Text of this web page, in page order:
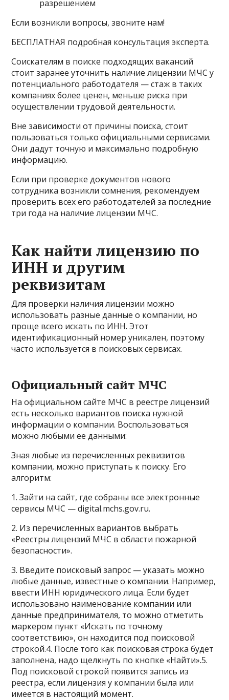
разрешением
Если возникли вопросы, звоните нам!
БЕСПЛАТНАЯ подробная консультация эксперта.
Соискателям в поиске подходящих вакансий
стоит заранее уточнить наличие лицензии МЧС у
потенциального работодателя — стаж в таких
компаниях более ценен, меньше риска при
осуществлении трудовой деятельности.
Вне зависимости от причины поиска, стоит
пользоваться только официальными сервисами.
Они дадут точную и максимально подробную
информацию.
Если при проверке документов нового
сотрудника возникли сомнения, рекомендуем
проверить всех его работодателей за последние
три года на наличие лицензии МЧС.
Как найти лицензию по
ИНН и другим
реквизитам
Для проверки наличия лицензии можно
использовать разные данные о компании, но
проще всего искать по ИНН. Этот
идентификационный номер уникален, поэтому
часто используется в поисковых сервисах.
Официальный сайт МЧС
На официальном сайте МЧС в реестре лицензий
есть несколько вариантов поиска нужной
информации о компании. Воспользоваться
можно любыми ее данными:
Зная любые из перечисленных реквизитов
компании, можно приступать к поиску. Его
алгоритм:
1. Зайти на сайт, где собраны все электронные
сервисы МЧС — digital.mchs.gov.ru.
2. Из перечисленных вариантов выбрать
«Реестры лицензий МЧС в области пожарной
безопасности».
3. Введите поисковый запрос — указать можно
любые данные, известные о компании. Например,
ввести ИНН юридического лица. Если будет
использовано наименование компании или
данные предпринимателя, то можно отметить
маркером пункт «Искать по точному
соответствию», он находится под поисковой
строкой.4. После того как поисковая строка будет
заполнена, надо щелкнуть по кнопке «Найти».5.
Под поисковой строкой появится запись из
реестра, если лицензия у компании была или
имеется в настоящий момент.